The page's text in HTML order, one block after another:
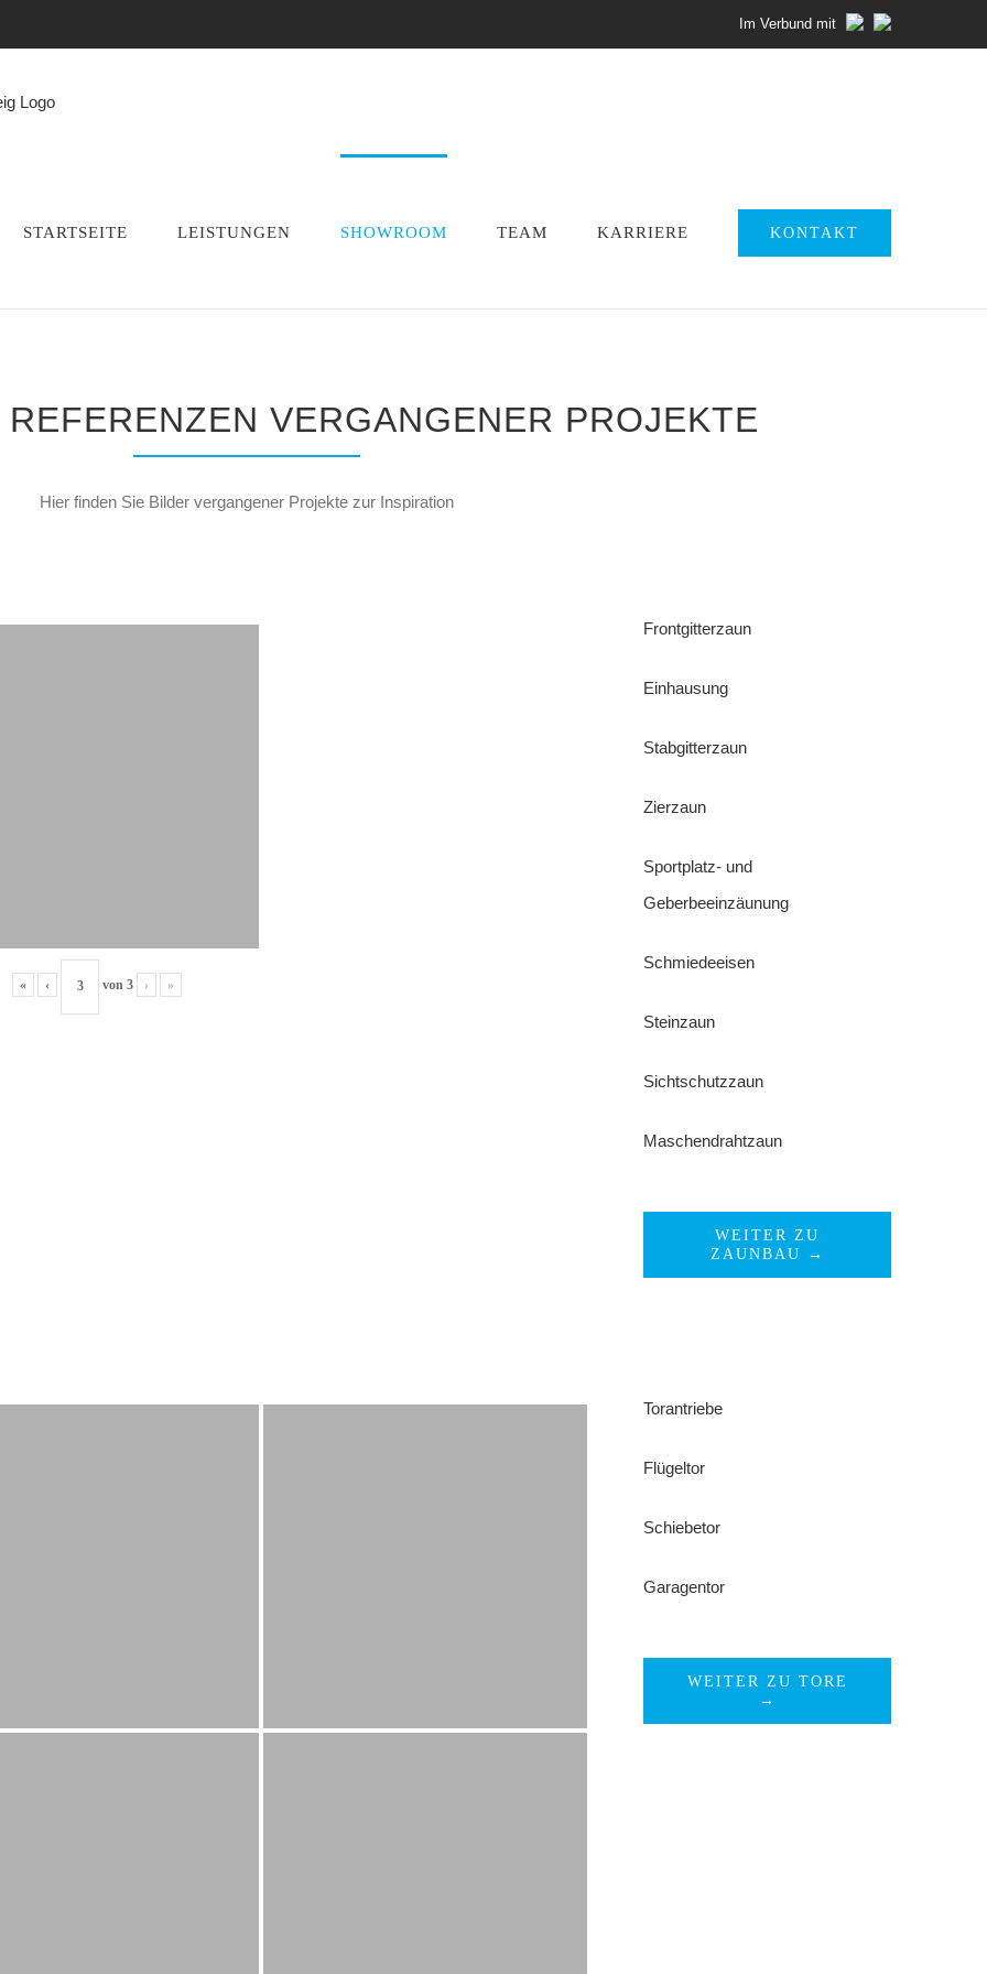
Im Verbund mit
STARTSEITE LEISTUNGEN SHOWROOM TEAM KARRIERE KONTAKT
VERGANGENER PROJEKTE
Hier finden Sie Bilder vergangener Projekte zur Inspiration
« ‹ von3 › »
Frontgitterzaun
Einhausung
Stabgitterzaun
Zierzaun
Sportplatz- und
Geberbeeinzäunung
Schmiedeeisen
Steinzaun
Sichtschutzzaun
Maschendrahtzaun
WEITER ZU
ZAUNBAU →
Torantriebe
Flügeltor
Schiebetor
Garagentor
WEITER ZU TORE
→